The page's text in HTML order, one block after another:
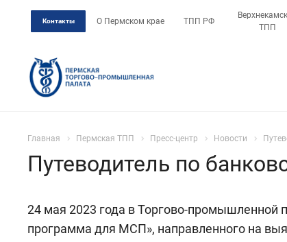
Контакты О Пермском крае ТПП РФ
ТПП
Главная Пермская ТПП Пресс-центр Новости
Путеводитель по
24 мая 2023 года в Торгово-промышленной
программа для МСП», направленного на